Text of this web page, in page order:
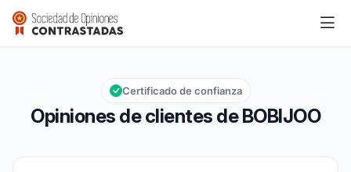
BOBIJOO
Calificación global: 9,7 de 10
9,7/10
Opiniones de clientes de BOBIJOO
Certificado de confianza